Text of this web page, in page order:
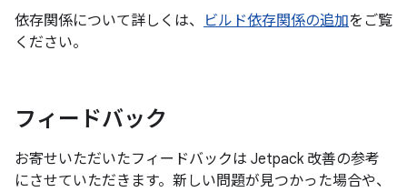
依存関係について詳しくは、 ビルド依存関係の追加をご覧
ください。
フィードバック
お寄せいただいたフィードバックは Jetpack 改善の参考
にさせていただきます。新しい問題が見つかった場合や、